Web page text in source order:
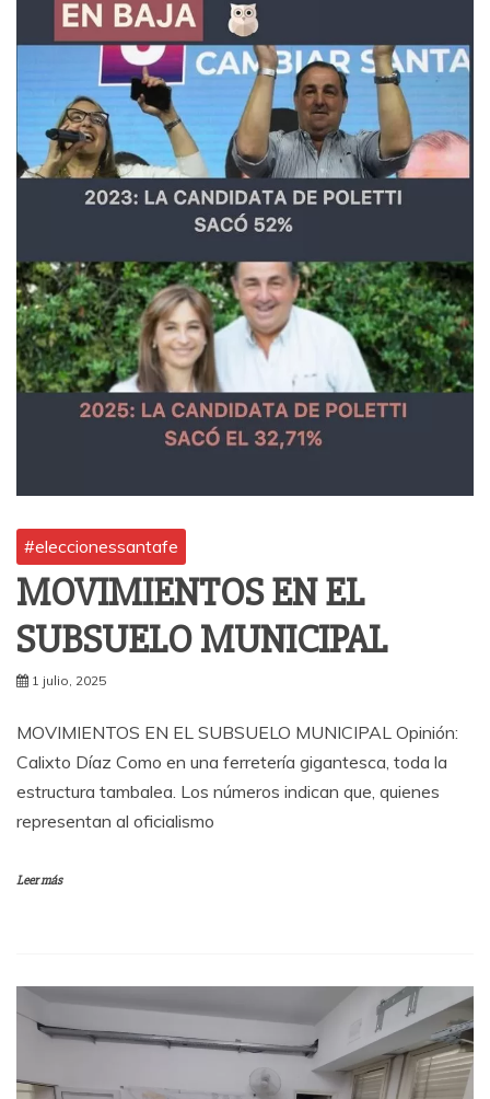
#eleccionessantafe
MOVIMIENTOS EN EL
SUBSUELO MUNICIPAL
1 julio, 2025
MOVIMIENTOS EN EL SUBSUELO MUNICIPAL Opinión:
Calixto Díaz Como en una ferretería gigantesca, toda la
estructura tambalea. Los números indican que, quienes
representan al oficialismo
Leer más